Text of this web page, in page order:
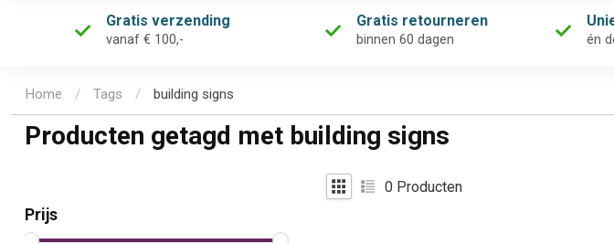
Gratis verzending
vanaf € 100,-
Gratis retourneren
binnen 60 dagen én
Home / Tags / building signs
Producten getagd met building signs
Prijs
0 Producten